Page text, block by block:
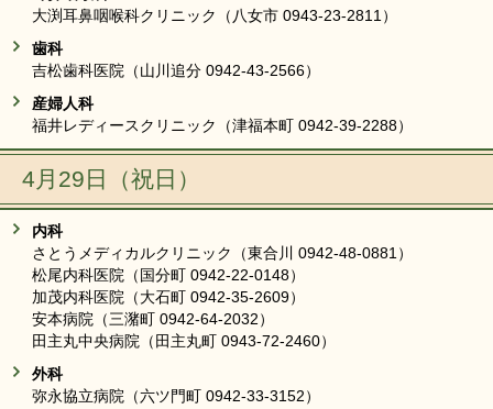
大渕耳鼻咽喉科クリニック（八女市 0943-23-2811）
歯科
吉松歯科医院（山川追分 0942-43-2566）
産婦人科
福井レディースクリニック（津福本町 0942-39-2288）
4月29日（祝日）
内科
さとうメディカルクリニック（東合川 0942-48-0881）
松尾内科医院（国分町 0942-22-0148）
加茂内科医院（大石町 0942-35-2609）
安本病院（三潴町 0942-64-2032）
田主丸中央病院（田主丸町 0943-72-2460）
外科
弥永協立病院（六ツ門町 0942-33-3152）